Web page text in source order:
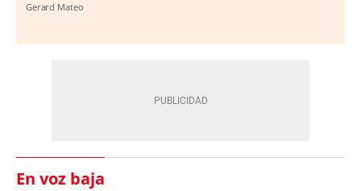
Gerard Mateo
En voz baja